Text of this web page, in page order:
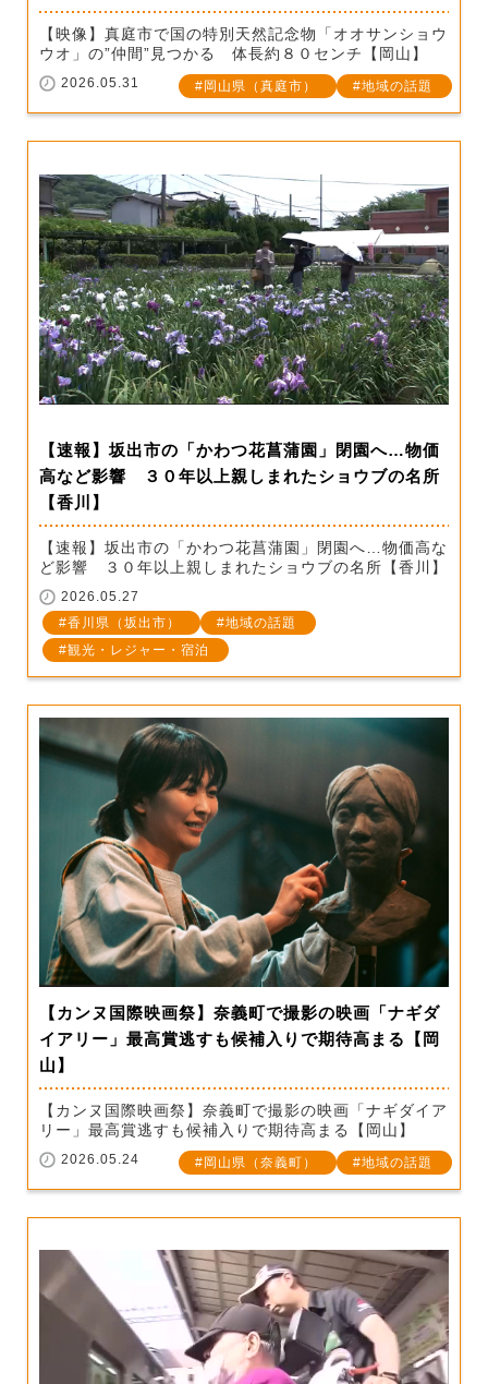
【映像】真庭市で国の特別天然記念物「オオサンショウ
ウオ」の”仲間”見つかる 体長約８０センチ【岡山】
2026.05.31 岡山県（真庭市） 地域の話題
【速報】坂出市の「かわつ花菖蒲園」閉園へ…物価
高など影響 ３０年以上親しまれたショウブの名所
【香川】
【速報】坂出市の「かわつ花菖蒲園」閉園へ…物価高な
ど影響 ３０年以上親しまれたショウブの名所【香川】
2026.05.27
香川県（坂出市）
地域の話題
観光・レジャー・宿泊
【カンヌ国際映画祭】奈義町で撮影の映画「ナギダ
イアリー」最高賞逃すも候補入りで期待高まる【岡
山】
【カンヌ国際映画祭】奈義町で撮影の映画「ナギダイア
リー」最高賞逃すも候補入りで期待高まる【岡山】
2026.05.24 岡山県（奈義町） 地域の話題